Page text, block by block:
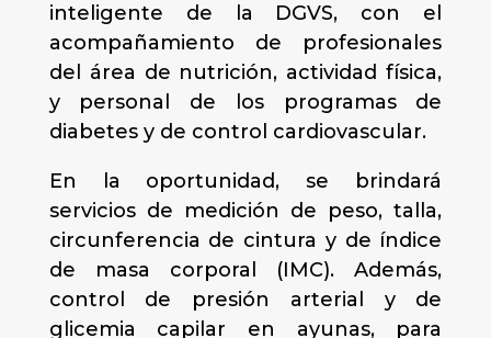
inteligente de la DGVS, con el
acompañamiento de profesionales
del área de nutrición, actividad física,
y personal de los programas de
diabetes y de control cardiovascular.
En la oportunidad, se brindará
servicios de medición de peso, talla,
circunferencia de cintura y de índice
de masa corporal (IMC). Además,
control de presión arterial y de
glicemia capilar en ayunas, para